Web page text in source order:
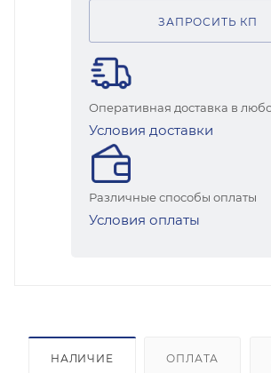
ЗАПРОСИТЬ КП
Оперативная доставка в
Условия доставки
Различные способы оплаты
Условия оплаты
НАЛИЧИЕ ОПЛАТА